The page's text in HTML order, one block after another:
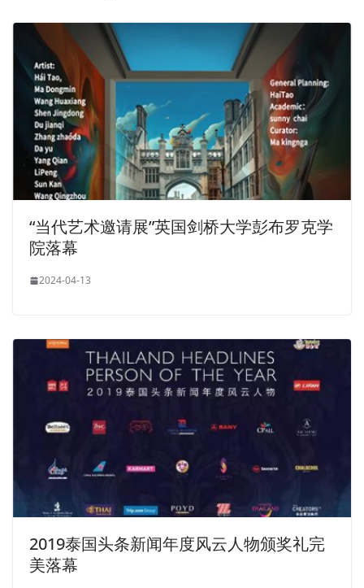
“当代艺术邀请展”英国剑桥大学彭布罗克学
院落幕
2024-04-13
2019泰国头条新闻年度风云人物颁奖礼完
美落幕